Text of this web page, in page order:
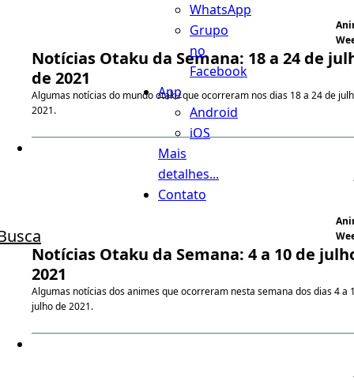
WhatsApp
Grupo
no
Facebook
App
Android
iOS
Mais
detalhes...
Contato
Notícias Otaku da Semana: 18 a 24 de
de 2021
Algumas notícias do mundo otaku que ocorreram nos dias 18 a 24 de
2021.
Notícias Otaku da Semana: 4 a 10 de
2021
Algumas notícias dos animes que ocorreram nesta semana dos dias 4 a
julho de 2021.